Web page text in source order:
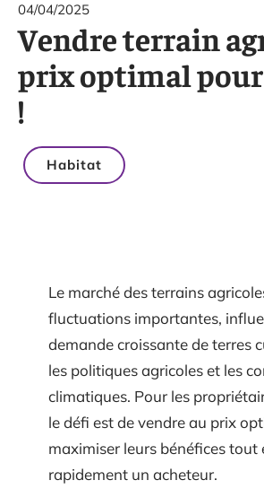
04/04/2025
Vendre terrain
prix optimal
!
Habitat
Le marché des terrains
fluctuations importantes,
demande croissante de terres
les politiques agricoles et les
climatiques. Pour les
le défi est de vendre au prix
maximiser leurs bénéfices
rapidement un acheteur.